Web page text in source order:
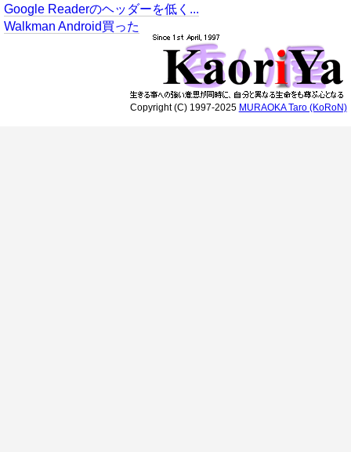
Google Readerのヘッダーを低く...
Walkman Android買った
Copyright (C) 1997-2025 MURAOKA Taro (KoRoN)